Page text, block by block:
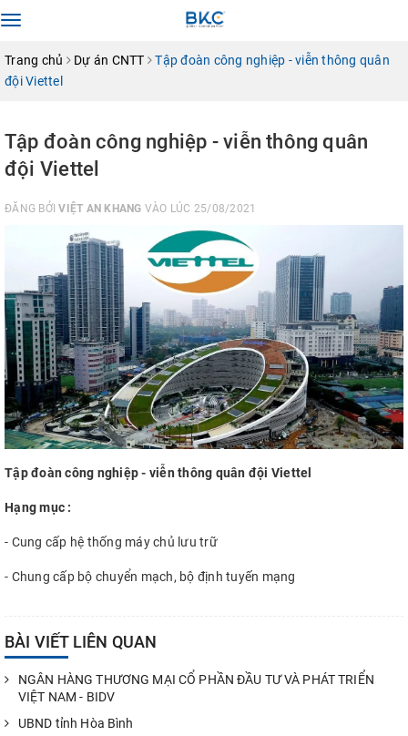
Toggle
Trang chủ
Dự án CNTT
Tập đoàn công nghiệp - viễn thông quân
đội Viettel
Tập đoàn công nghiệp - viễn thông quân
đội Viettel
ĐĂNG BỞIVIỆT AN KHANG VÀO LÚC 25/08/2021
Tập đoàn công nghiệp - viễn thông quân đội Viettel
Hạng mục :
- Cung cấp hệ thống máy chủ lưu trữ
- Chung cấp bộ chuyển mạch, bộ định tuyến mạng
BÀI VIẾT LIÊN QUAN
NGÂN HÀNG THƯƠNG MẠI CỔ PHẦN ĐẦU TƯ VÀ PHÁT TRIỂN
VIỆT NAM - BIDV
UBND tỉnh Hòa Bình